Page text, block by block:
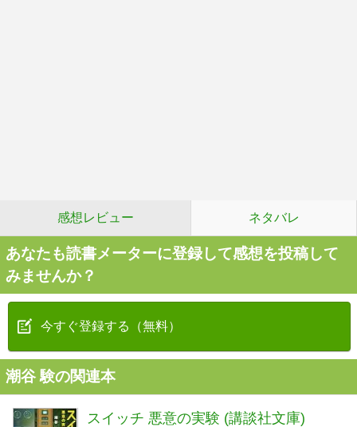
感想レビュー ネタバレ
あなたも読書メーターに登録して感想を投稿して
みませんか？
今すぐ登録する（無料）
潮谷 験の関連本
スイッチ 悪意の実験 (講談社文庫)